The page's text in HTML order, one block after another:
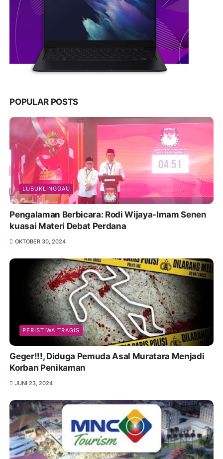
POPULAR POSTS
LUBUKLINGGAU
Pengalaman Berbicara: Rodi Wijaya-Imam Senen
kuasai Materi Debat Perdana
OKTOBER 30, 2024
PERISTIWA TRAGIS
Geger!!!, Diduga Pemuda Asal Muratara Menjadi
Korban Penikaman
JUNI 23, 2024